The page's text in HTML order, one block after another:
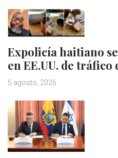
Expolicía haitiano
en EE.UU. de
5 agosto, 2026